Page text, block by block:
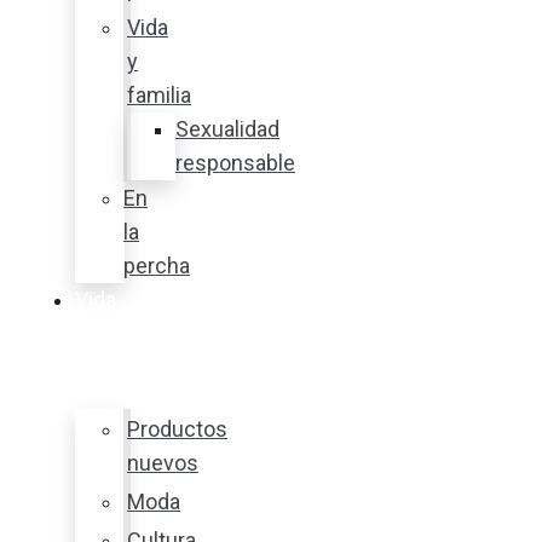
Vida
y
familia
Sexualidad
responsable
En
la
percha
Productos
nuevos
Moda